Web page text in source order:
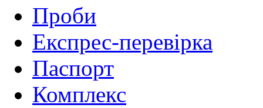
Проби
Експрес-перевірка
Паспорт
Комплекс